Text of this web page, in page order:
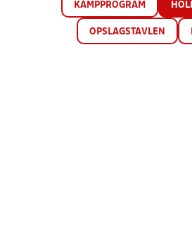
KAMPPROGRAM
OPSLAGSTAVLEN